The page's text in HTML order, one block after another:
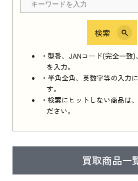
検索
・型番、JANコード(完全一致
を入力。
・半角全角、英数字等の入力
す。
・検索にヒットしない商品は
ださい。
買取商品一
iPhone 16e シリーズ 2025
iPhone 16e シリーズ 2025
ら
iPad 11インチ 2025年春モ
はこちら